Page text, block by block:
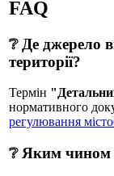
FAQ
❔ Де джерело
території?
Термін
нормативного
регулювання
❔ Яким чином